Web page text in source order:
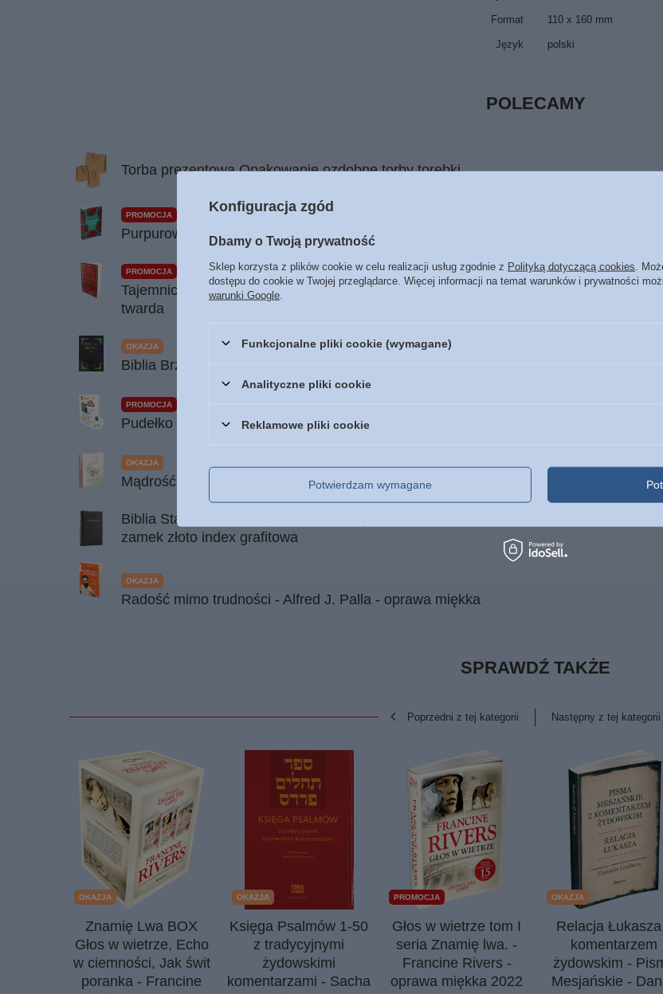
Format 110 x 160 mm
Język polski
POLECAMY
Torba prezentowa Opakowanie ozdobne torby torebki
PROMOCJA
Purpurowa nić - Francine Rivers - 2023 - oprawa miękka
PROMOCJA
Tajemnica cierpiącego Sługi - Izajasz 53 - Mitch Glaser - oprawa
twarda
OKAZJA
Biblia Brzeska 1563 rok - Soli Deo Gloria - oprawa twarda
PROMOCJA
Pudełko po butach - Francine Rivers - książka + Audiobook CD
OKAZJA
Mądrość bajek - seria Mądre bajki - Alfred J. Palla - oprawa miękka
Biblia Stare i Nowe Przymierze EIB Liga Biblijna duża ekoskóra PU
zamek złoto index grafitowa
OKAZJA
Radość mimo trudności - Alfred J. Palla - oprawa miękka
SPRAWDŹ TAKŻE
Poprzedni z tej kategorii Następny z tej kategorii
OKAZJA
Znamię Lwa BOX
Głos w wietrze, Echo
w ciemności, Jak świt
poranka - Francine
OKAZJA
Księga Psalmów 1-50
z tradycyjnymi
żydowskimi
komentarzami - Sacha
PROMOCJA
Głos w wietrze tom I
seria Znamię lwa. -
Francine Rivers -
oprawa miękka 2022
OKAZJA
Relacja
komentarzem
żydowskim -
Mesjańskie -
Konfiguracja zgód
Dbamy o Twoją prywatność
Sklep korzysta z plików cookie w celu realizacji usług zgodnie z Polityką dotyczącą cookies .
dostępu do cookie w Twojej przeglądarce. Więcej informacji na temat warunków i prywatności
warunki Google
Funkcjonalne pliki cookie (wymagane)
Analityczne pliki cookie
Reklamowe pliki cookie
Potwierdzam wymagane